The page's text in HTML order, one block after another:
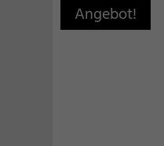
Angebot!